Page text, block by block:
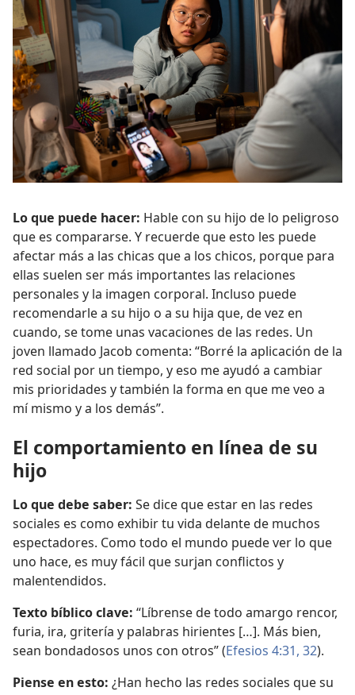
Lo que puede hacer: Hable con su hijo de lo peligroso
que es compararse. Y recuerde que esto les puede
afectar más a las chicas que a los chicos, porque para
ellas suelen ser más importantes las relaciones
personales y la imagen corporal. Incluso puede
recomendarle a su hijo o a su hija que, de vez en
cuando, se tome unas vacaciones de las redes. Un
joven llamado Jacob comenta: “Borré la aplicación de la
red social por un tiempo, y eso me ayudó a cambiar
mis prioridades y también la forma en que me veo a
mí mismo y a los demás”.
El comportamiento en línea de su
hijo
Lo que debe saber: Se dice que estar en las redes
sociales es como exhibir tu vida delante de muchos
espectadores. Como todo el mundo puede ver lo que
uno hace, es muy fácil que surjan conflictos y
malentendidos.
Texto bíblico clave: “Líbrense de todo amargo rencor,
furia, ira, gritería y palabras hirientes […]. Más bien,
sean bondadosos unos con otros” (Efesios 4:31, 32).
Piense en esto: ¿Han hecho las redes sociales que su